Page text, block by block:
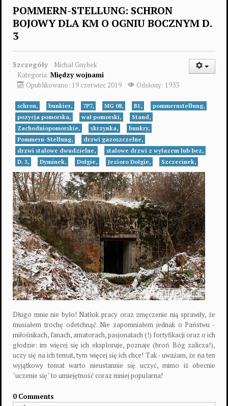
POMMERN-STELLUNG: SCHRON
BOJOWY DLA KM O OGNIU BOCZNYM D.
3
Szczegóły
Michał Gnybek
Kategoria: Między wojnami
Opublikowano: 19 czerwiec 2019
Odsłony: 1933
schron, bunkier, 7P7, MG 08, B1,
pommernstellung,
pozycja pomorska,
wał pomorski,
Stand,
Zachodniopomorskie,
skrzynka,
bunkry,
Pommern-Stellung,
drzwi gazoszczelne,
drzwi stalowe dwudzielne,
stalowe drzwi z wyłazem lub bez,
D. 3,
Dyminek, Dołgie, Jezioro Dołgie, Szczecinek,
Długo mnie nie było! Natłok pracy oraz zmęczenie nią sprawiły, że
musiałem trochę odetchnąć. Nie zapomniałem jednak o Państwu -
miłośnikach, fanach, amatorach, pasjonatach (!) fortyfikacji oraz o ich
głodzie: im więcej się ich eksploruje, poznaje (broń Bóg zalicza!),
uczy się na ich temat, tym więcej się ich chce! Tak - uważam, że na ten
wyjątkowy temat warto nieustannie się uczyć, mimo iż obecnie
"uczenie się" to umiejętność coraz mniej popularna!
0 Comments